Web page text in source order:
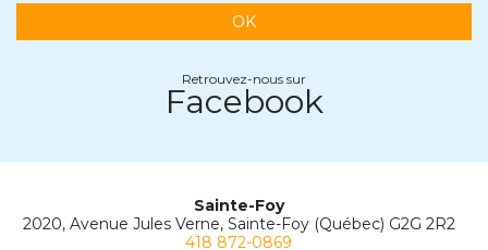
OK
Retrouvez-nous sur
Facebook
Sainte-Foy
2020, Avenue Jules Verne, Sainte-Foy (Québec) G2G 2R2
418 872-0869